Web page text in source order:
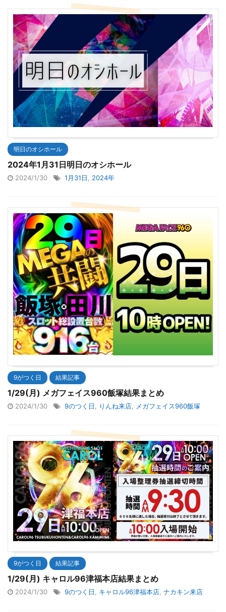
明日のオシホール
2024年1月31日明日のオシホール
2024/1/30 1月31日 2024年
9がつく日 結果記事
1/29(月) メガフェイス960飯塚結果まとめ
2024/1/30 9のつく日 りんね来店 メガフェイス960飯塚
9がつく日 結果記事
1/29(月) キャロル96津福本店結果まとめ
2024/1/30 9のつく日 キャロル96津福本店 ナカキン来店